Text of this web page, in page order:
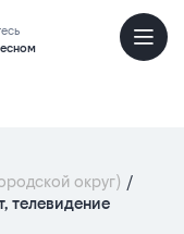
округ) /
телевидение